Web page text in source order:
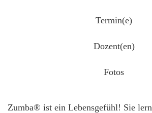
Termin(e)
Dozent(en)
Fotos
Zumba® ist ein Lebensgefühl! Sie